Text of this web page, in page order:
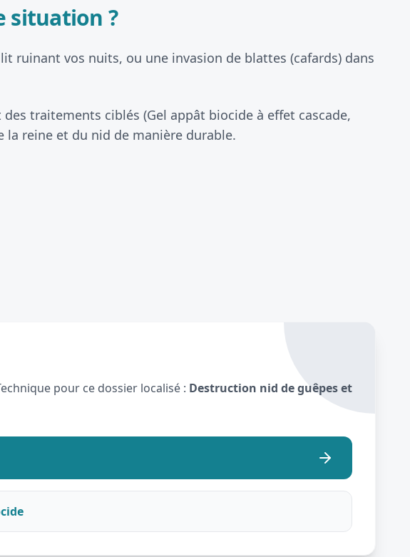
situation ?
ruinant vos nuits, ou une invasion de blattes (cafards) dans
traitements ciblés (Gel appât biocide à effet cascade,
reine et du nid de manière durable.
pour ce dossier localisé : Destruction nid de guêpes et